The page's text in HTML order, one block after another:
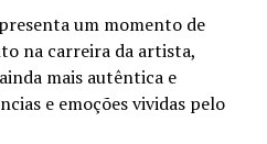
um momento de
na carreira da artista,
mais autêntica e
e emoções vividas pelo